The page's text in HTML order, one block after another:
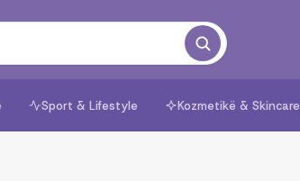
Sport & Lifestyle Kozmetikë & Skincare